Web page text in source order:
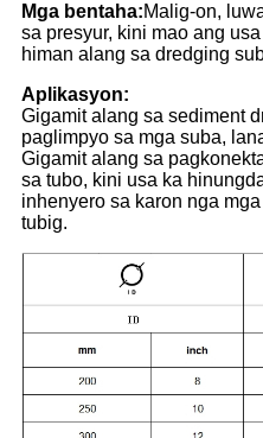
Mga bentaha:Malig-on,
sa presyur, kini mao ang
himan alang sa dredging
Aplikasyon:
Gigamit alang sa sediment
paglimpyo sa mga suba,
Gigamit alang sa
sa tubo, kini usa ka
inhenyero sa karon nga
tubig.